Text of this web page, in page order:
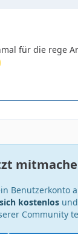
für die rege
Benutzerkonto
kostenlosund
Community